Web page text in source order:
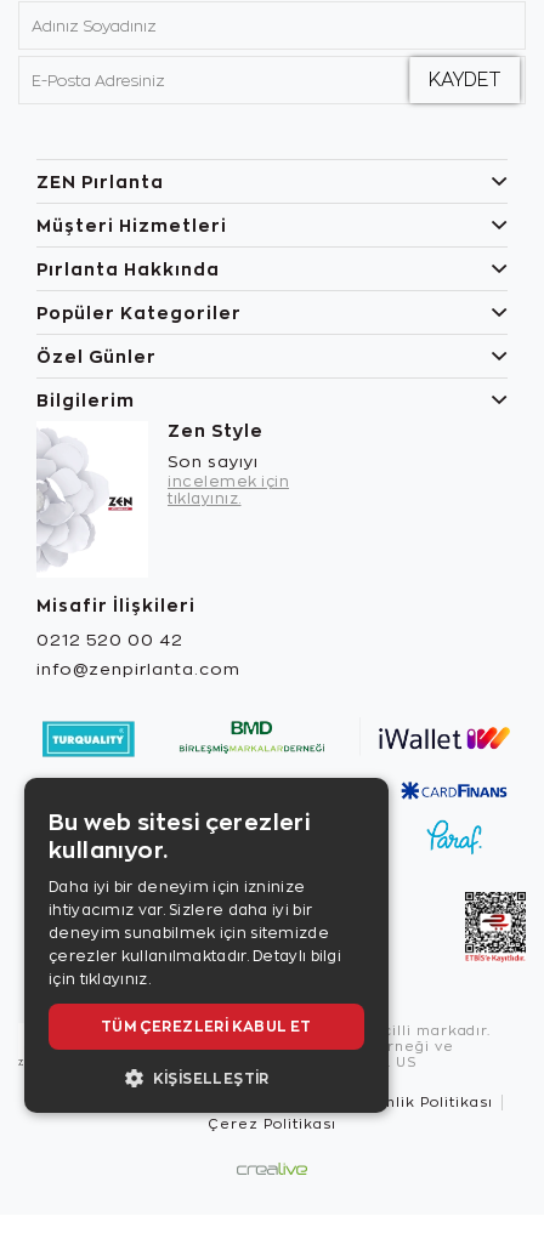
ZEN Pırlanta
Müşteri Hizmetleri
Pırlanta Hakkında
Popüler Kategoriler
Özel Günler
Bilgilerim
Zen Style
Son sayıyı
incelemek için
tıklayınız.
Misafir İlişkileri
0212 520 00 42
info@zenpirlanta.com
Copyright © 2026, Zen Diamond tescilli markadır.
Zen Diamond Birleşmiş Markalar Derneği ve
Turquality Destek Programı üyesidir. US
Güvenlik Politikası
Çerez Politikası
Bu web sitesi çerezleri
kullanıyor.
Daha iyi bir deneyim için izninize
ihtiyacımız var. Sizlere daha iyi bir
deneyim sunabilmek için sitemizde
çerezler kullanılmaktadır. Detaylı bilgi
için tıklayınız.
TÜM ÇEREZLERI KABUL ET
KIŞISELLEŞTIR